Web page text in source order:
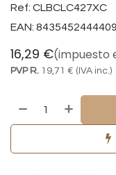
Ref: CLBCLC427XC
EAN: 8435452444409
16,29 €(impuesto
PVP R. 19,71 € (IVA inc.)